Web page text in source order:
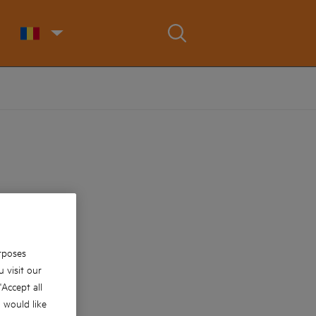
visit our
all
would like